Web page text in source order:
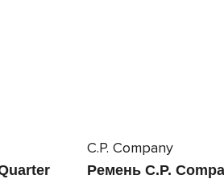
C.P. Company
Ремень C.P.